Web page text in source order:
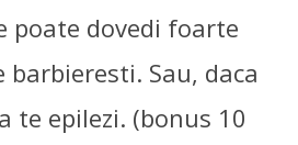
poate dovedi foarte
Sau, daca
te epilezi. (bonus 10